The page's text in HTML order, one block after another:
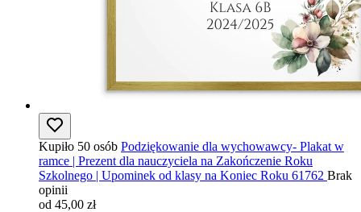
Kupiło 50 osób Podziękowanie dla wychowawcy- Plakat w
ramce | Prezent dla nauczyciela na Zakończenie Roku
Szkolnego | Upominek od klasy na Koniec Roku 61762 Brak
opinii
od 45,00 zł